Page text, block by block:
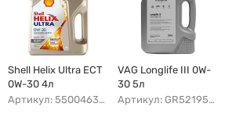
Shell Helix Ultra ECT
0W-30 4л
Артикул: 550046375 / 550068840
VAG Longlife III 0W-
30 5л
Артикул: GR52195M4 / GS55545M4EUR